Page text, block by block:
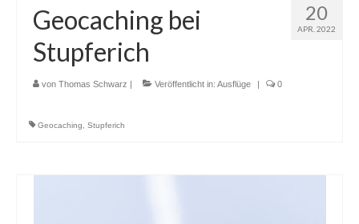
20
APR. 2022
Geocaching bei
Stupferich
von Thomas Schwarz Veröffentlicht in: Ausflüge 0
Geocaching, Stupferich